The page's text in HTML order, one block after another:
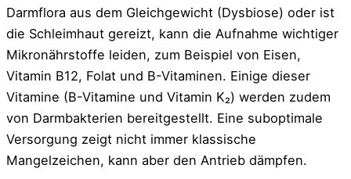
Darmflora aus dem Gleichgewicht (Dysbiose) oder ist
die Schleimhaut gereizt, kann die Aufnahme wichtiger
Mikronährstoffe leiden, zum Beispiel von Eisen,
Vitamin B12, Folat und B-Vitaminen. Einige dieser
Vitamine (B-Vitamine und Vitamin K₂) werden zudem
von Darmbakterien bereitgestellt. Eine suboptimale
Versorgung zeigt nicht immer klassische
Mangelzeichen, kann aber den Antrieb dämpfen.